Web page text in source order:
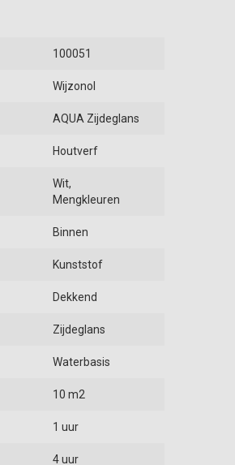
100051
Wijzonol
AQUA Zijdeglans
Houtverf
Wit,
Mengkleuren
Binnen
Kunststof
Dekkend
Zijdeglans
Waterbasis
10 m2
1 uur
4 uur